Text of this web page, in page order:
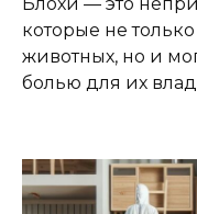
Блохи — это
которые не
животных, но и
болью для их